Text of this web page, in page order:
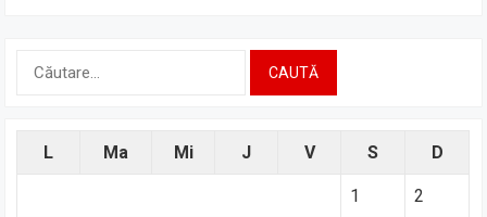
Caută
L Ma Mi J V S D
1 2